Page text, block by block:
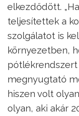
elkezdődött.
teljesítettek a
szolgálatot is
környezetben,
megnyugtató
hiszen volt
olyan, aki akár